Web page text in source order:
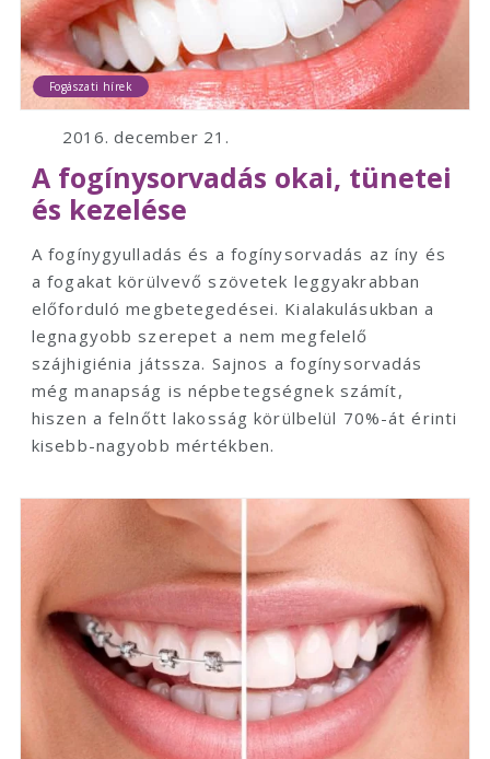
Fogászati hírek
2016. december 21.
A fogínysorvadás okai, tünetei
és kezelése
A fogínygyulladás és a fogínysorvadás az íny és
a fogakat körülvevő szövetek leggyakrabban
előforduló megbetegedései. Kialakulásukban a
legnagyobb szerepet a nem megfelelő
szájhigiénia játssza. Sajnos a fogínysorvadás
még manapság is népbetegségnek számít,
hiszen a felnőtt lakosság körülbelül 70%-át érinti
kisebb-nagyobb mértékben.